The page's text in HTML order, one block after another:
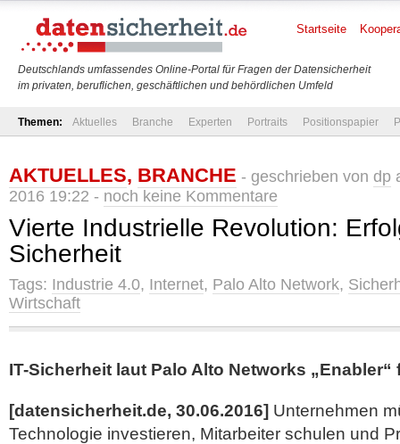
Deutschlands umfassendes Online-Portal für Fragen der Datensicherheit
im privaten, beruflichen, geschäftlichen und behördlichen Umfeld
Startseite
Themen: Aktuelles Branche Experten Portraits Positionspapier
AKTUELLES, BRANCHE - geschrieben von dp
2016 19:22 - noch keine Kommentare
Vierte Industrielle Revolution:
Sicherheit
Tags: Industrie 4.0, Internet, Palo Alto Network,
Wirtschaft
IT-Sicherheit laut Palo Alto Networks „Enabler“
[datensicherheit.de, 30.06.2016] Unternehmen
Technologie investieren, Mitarbeiter schulen und